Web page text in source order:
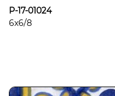
P-17-01024
6x6/8